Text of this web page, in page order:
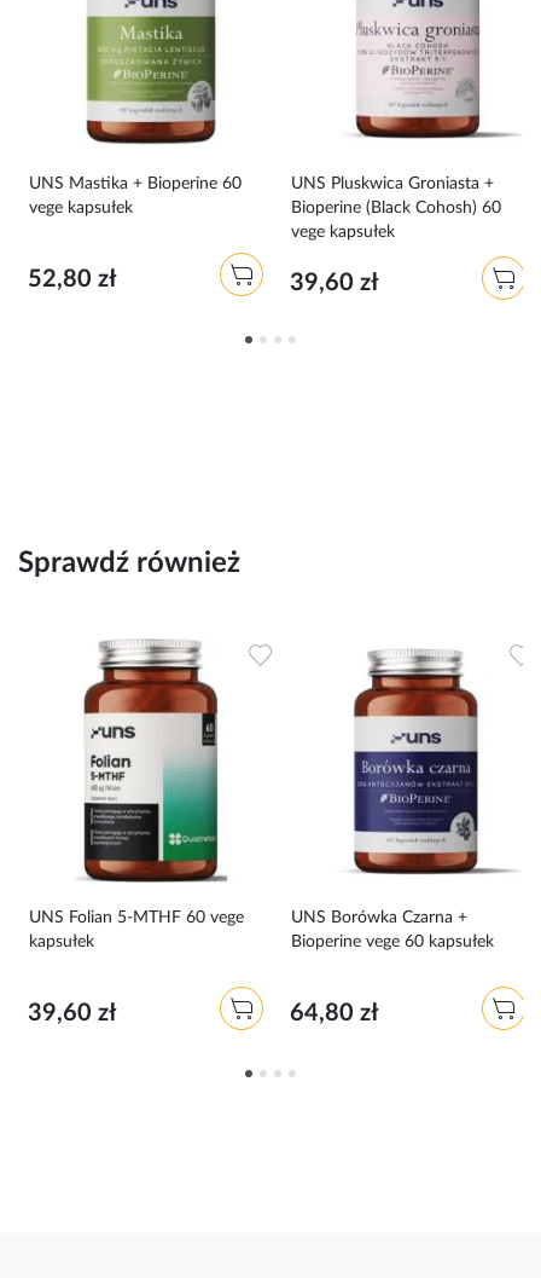
UNS Mastika + Bioperine 60
vege kapsułek
52,80 zł
UNS Pluskwica Groniasta +
Bioperine (Black Cohosh) 60
vege kapsułek
39,60 zł
Sprawdź również
Dodaj do ulubionych
UNS Folian 5-MTHF 60 vege
kapsułek
39,60 zł
Dodaj do ulubionych
UNS Borówka Czarna +
Bioperine vege 60 kapsułek
64,80 zł